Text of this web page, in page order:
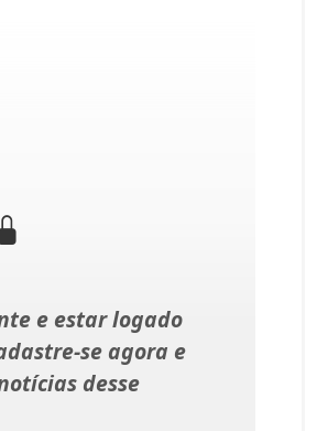
e estar logado
se agora e
desse